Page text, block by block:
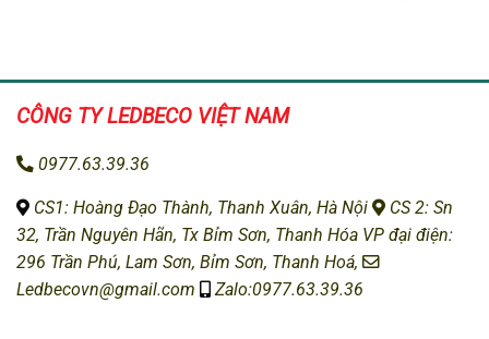
CÔNG TY LEDBECO VIỆT NAM
0977.63.39.36
CS1: Hoàng Đạo Thành, Thanh Xuân, Hà Nội
CS 2: Sn
32, Trần Nguyên Hãn, Tx Bỉm Sơn, Thanh Hóa VP đại điện:
296 Trần Phú, Lam Sơn, Bỉm Sơn, Thanh Hoá,
Ledbecovn@gmail.com
Zalo:0977.63.39.36